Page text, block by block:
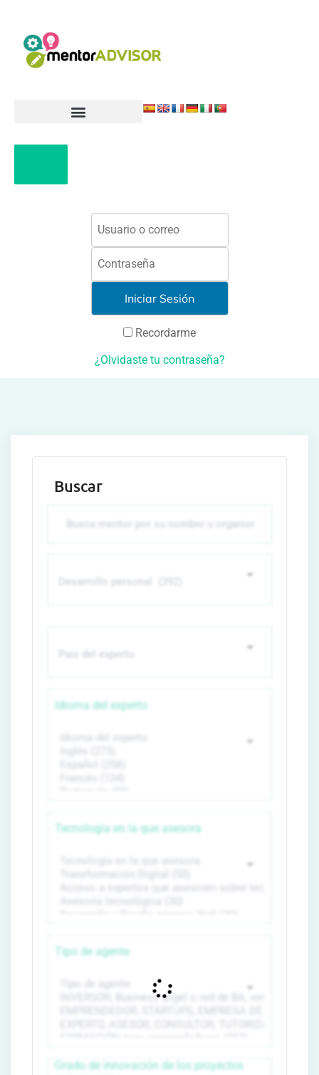
Recordarme
¿Olvidaste tu contraseña?
Buscar
Idioma del experto
Tecnología en la que asesora
Tipo de agente
Grado de innovación de los proyectos